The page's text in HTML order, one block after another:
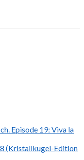
Episode 19: Viva la
(Kristallkugel-Edition